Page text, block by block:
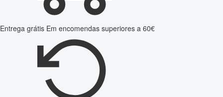
Entrega grátis Em encomendas superiores a 60€